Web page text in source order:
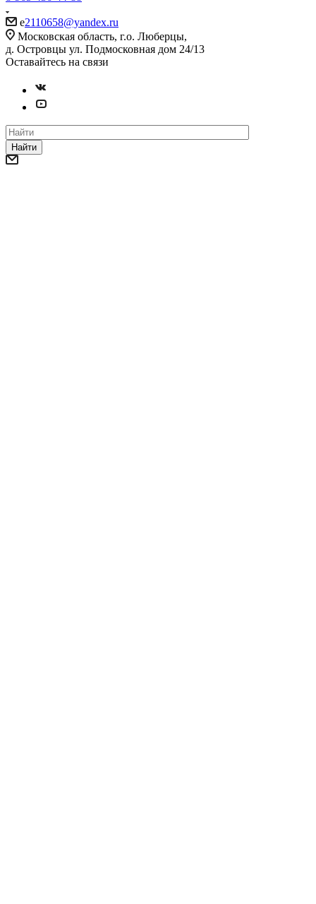
e2110658@yandex.ru
Московская область, г.о. Люберцы,
д. Островцы ул. Подмосковная дом 24/13
Оставайтесь на связи
Найти